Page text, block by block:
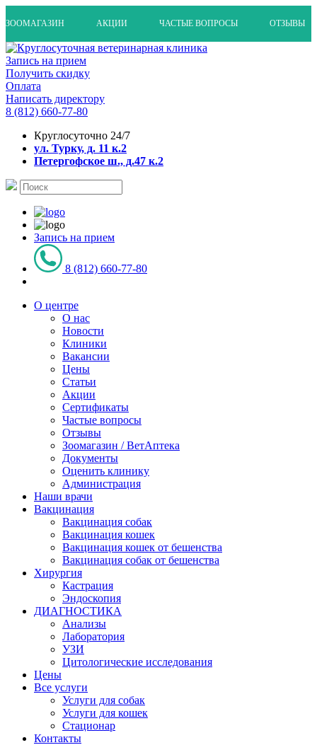
ЗООМАГАЗИН АКЦИИ ЧАСТЫЕ ВОПРОСЫ ОТЗЫВЫ
Запись на прием
Получить скидку
Оплата
Написать директору
8 (812) 660-77-80
Круглосуточно 24/7
ул. Турку, д. 11 к.2
Петергофское ш., д.47 к.2
Запись на прием
8 (812) 660-77-80
О центре
О нас
Новости
Клиники
Вакансии
Цены
Статьи
Акции
Сертификаты
Частые вопросы
Отзывы
Зоомагазин / ВетАптека
Документы
Оценить клинику
Администрация
Наши врачи
Вакцинация
Вакцинация собак
Вакцинация кошек
Вакцинация кошек от бешенства
Вакцинация собак от бешенства
Хирургия
Кастрация
Эндоскопия
ДИАГНОСТИКА
Анализы
Лаборатория
УЗИ
Цитологические исследования
Цены
Все услуги
Услуги для собак
Услуги для кошек
Стационар
Контакты